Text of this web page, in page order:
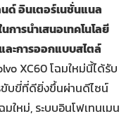
ด์ อินเตอร์เนชั่นแนล
ารนำเสนอเทคโนโลยี
ละการออกแบบสไตล์
XC60 โฉมใหม่นี้ได้รับ
บขี่ที่ดียิ่งขึ้นผ่านดีไซน์
ใหม่, ระบบอินโฟเทนเมน